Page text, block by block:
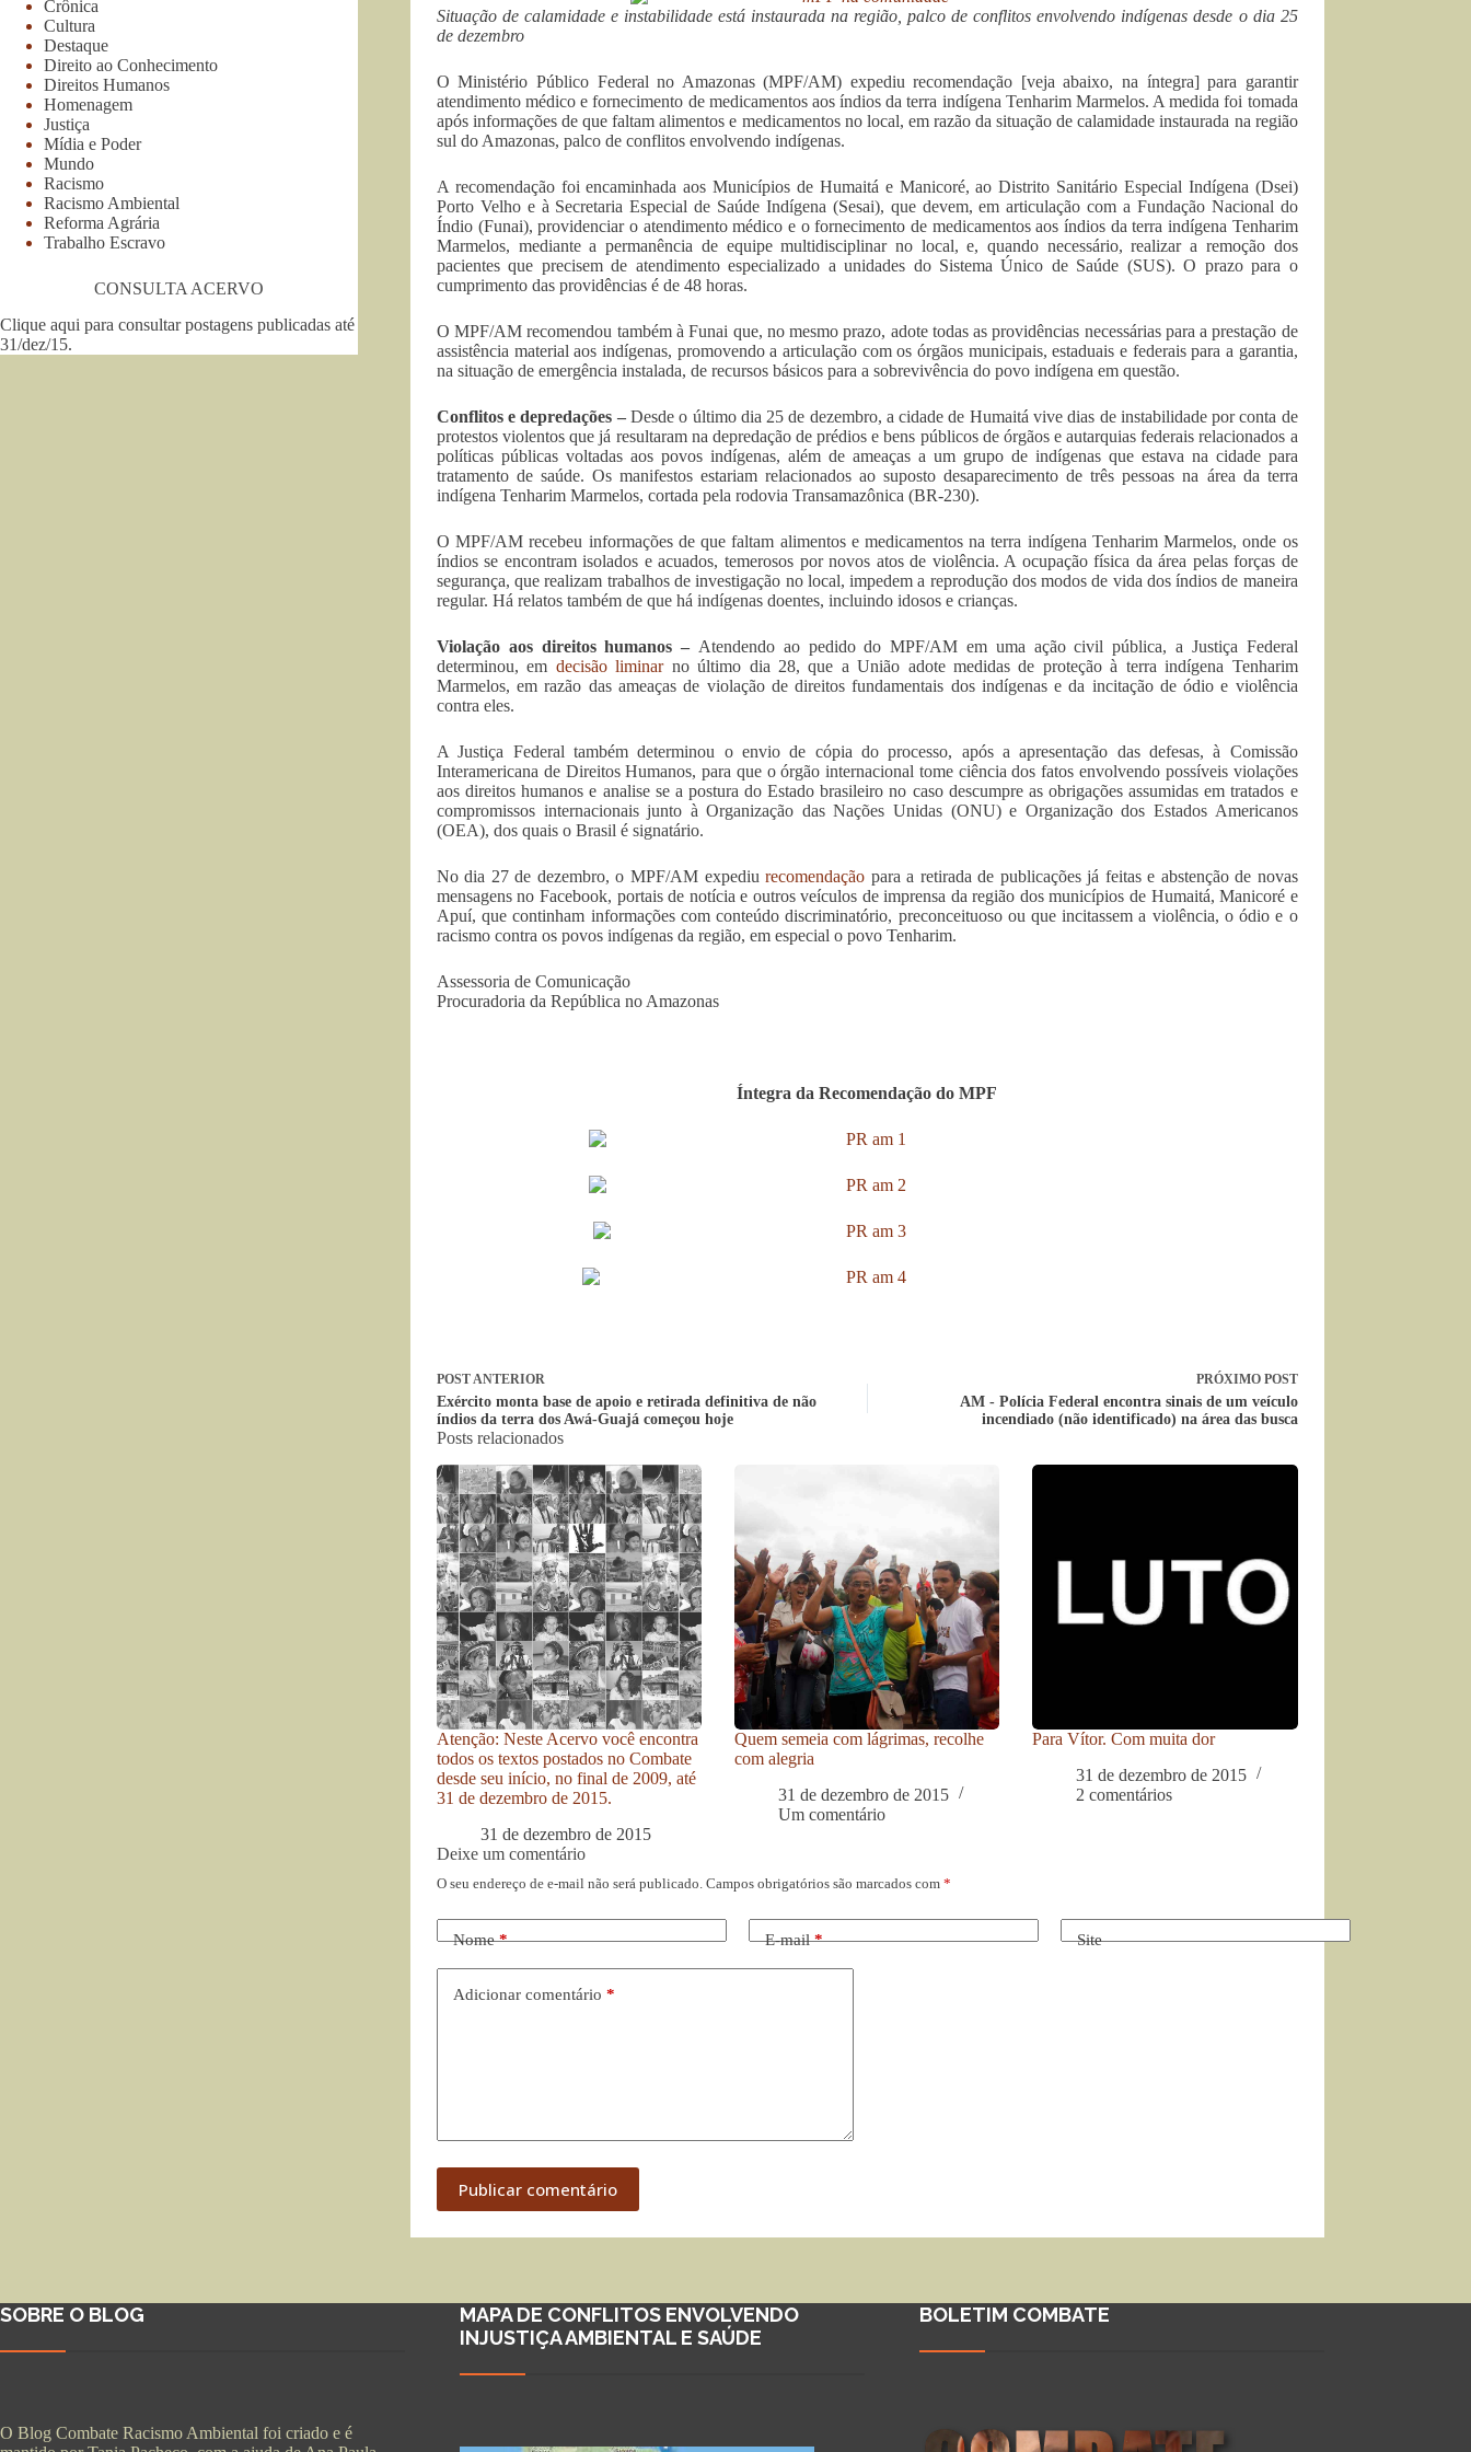
Situação de calamidade e instabilidade está instaurada na região, palco de conflitos envolvendo indígenas desde o dia 25
de dezembro
O Ministério Público Federal no Amazonas (MPF/AM) expediu recomendação [veja abaixo, na íntegra] para garantir
atendimento médico e fornecimento de medicamentos aos índios da terra indígena Tenharim Marmelos. A medida foi tomada
após informações de que faltam alimentos e medicamentos no local, em razão da situação de calamidade instaurada na região
sul do Amazonas, palco de conflitos envolvendo indígenas.
A recomendação foi encaminhada aos Municípios de Humaitá e Manicoré, ao Distrito Sanitário Especial Indígena (Dsei)
Porto Velho e à Secretaria Especial de Saúde Indígena (Sesai), que devem, em articulação com a Fundação Nacional do
Índio (Funai), providenciar o atendimento médico e o fornecimento de medicamentos aos índios da terra indígena Tenharim
Marmelos, mediante a permanência de equipe multidisciplinar no local, e, quando necessário, realizar a remoção dos
pacientes que precisem de atendimento especializado a unidades do Sistema Único de Saúde (SUS). O prazo para o
cumprimento das providências é de 48 horas.
O MPF/AM recomendou também à Funai que, no mesmo prazo, adote todas as providências necessárias para a prestação de
assistência material aos indígenas, promovendo a articulação com os órgãos municipais, estaduais e federais para a garantia,
na situação de emergência instalada, de recursos básicos para a sobrevivência do povo indígena em questão.
Conflitos e depredações –Desde o último dia 25 de dezembro, a cidade de Humaitá vive dias de instabilidade por conta de
protestos violentos que já resultaram na depredação de prédios e bens públicos de órgãos e autarquias federais relacionados a
políticas públicas voltadas aos povos indígenas, além de ameaças a um grupo de indígenas que estava na cidade para
tratamento de saúde. Os manifestos estariam relacionados ao suposto desaparecimento de três pessoas na área da terra
indígena Tenharim Marmelos, cortada pela rodovia Transamazônica (BR-230).
O MPF/AM recebeu informações de que faltam alimentos e medicamentos na terra indígena Tenharim Marmelos, onde os
índios se encontram isolados e acuados, temerosos por novos atos de violência. A ocupação física da área pelas forças de
segurança, que realizam trabalhos de investigação no local, impedem a reprodução dos modos de vida dos índios de maneira
regular. Há relatos também de que há indígenas doentes, incluindo idosos e crianças.
Violação aos direitos humanos – Atendendo ao pedido do MPF/AM em uma ação civil pública, a Justiça Federal
determinou, em decisão liminarno último dia 28, que a União adote medidas de proteção à terra indígena Tenharim
Marmelos, em razão das ameaças de violação de direitos fundamentais dos indígenas e da incitação de ódio e violência
contra eles.
A Justiça Federal também determinou o envio de cópia do processo, após a apresentação das defesas, à Comissão
Interamericana de Direitos Humanos, para que o órgão internacional tome ciência dos fatos envolvendo possíveis violações
aos direitos humanos e analise se a postura do Estado brasileiro no caso descumpre as obrigações assumidas em tratados e
compromissos internacionais junto à Organização das Nações Unidas (ONU) e Organização dos Estados Americanos
(OEA), dos quais o Brasil é signatário.
No dia 27 de dezembro, o MPF/AM expediurecomendação para a retirada de publicações já feitas e abstenção de novas
mensagens no Facebook, portais de notícia e outros veículos de imprensa da região dos municípios de Humaitá, Manicoré e
Apuí, que continham informações com conteúdo discriminatório, preconceituoso ou que incitassem a violência, o ódio e o
racismo contra os povos indígenas da região, em especial o povo Tenharim.
Assessoria de Comunicação
Procuradoria da República no Amazonas
Íntegra da Recomendação do MPF
POSTANTERIOR
Exército monta base de apoio e retirada definitiva de não
índios da terra dos Awá-Guajá começou hoje
PRÓXIMO POST
AM - Polícia Federal encontra sinais de um veículo
incendiado (não identificado) na área das busca
Posts relacionados
Atenção: Neste Acervo você encontra
todos os textos postados no Combate
desde seu início, no final de 2009, até
31 de dezembro de 2015.
31 de dezembro de 2015
Quem semeia com lágrimas, recolhe
com alegria
31 de dezembro de 2015
Um comentário
Para Vítor. Com muita dor
31 de dezembro de 2015
2 comentários
Deixe um comentário
O seu endereço de e-mail não será publicado. Campos obrigatórios são marcados com *
Nome* E-mail* Site
Adicionar comentário *
Publicar comentário
Crônica
Cultura
Destaque
Direito ao Conhecimento
Direitos Humanos
Homenagem
Justiça
Mídia e Poder
Mundo
Racismo
Racismo Ambiental
Reforma Agrária
Trabalho Escravo
CONSULTA ACERVO
Clique aqui para consultar postagens publicadas até
31/dez/15.
SOBRE O BLOG
O Blog Combate Racismo Ambiental foi criado e é
MAPA DE CONFLITOS ENVOLVENDO
INJUSTIÇA AMBIENTAL E SAÚDE
BOLETIM COMBATE